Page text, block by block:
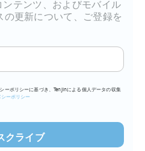
テンツ、およびモバイル
更新について、ご登録を
ーポリシーに基づき、Tenjinによる個人データの収集
ーポリシー